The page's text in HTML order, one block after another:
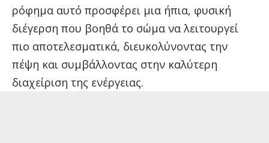
ρόφημα αυτό προσφέρει μια ήπια, φυσική
διέγερση που βοηθά το σώμα να λειτουργεί
πιο αποτελεσματικά, διευκολύνοντας την
πέψη και συμβάλλοντας στην καλύτερη
διαχείριση της ενέργειας.